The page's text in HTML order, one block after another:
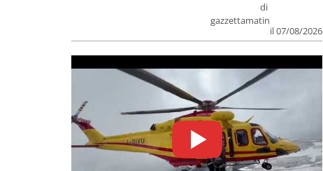
di
gazzettamatin
il 07/08/2026